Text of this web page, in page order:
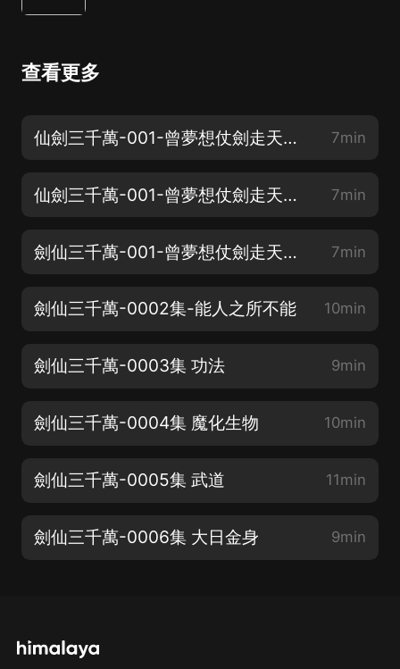
查看更多
仙劍三千萬-001-曾夢想仗劍走天涯（上） 7min
仙劍三千萬-001-曾夢想仗劍走天涯（中） 7min
劍仙三千萬-001-曾夢想仗劍走天涯（下） 7min
劍仙三千萬-0002集-能人之所不能 10min
劍仙三千萬-0003集 功法 9min
劍仙三千萬-0004集 魔化生物 10min
劍仙三千萬-0005集 武道 11min
劍仙三千萬-0006集 大日金身 9min